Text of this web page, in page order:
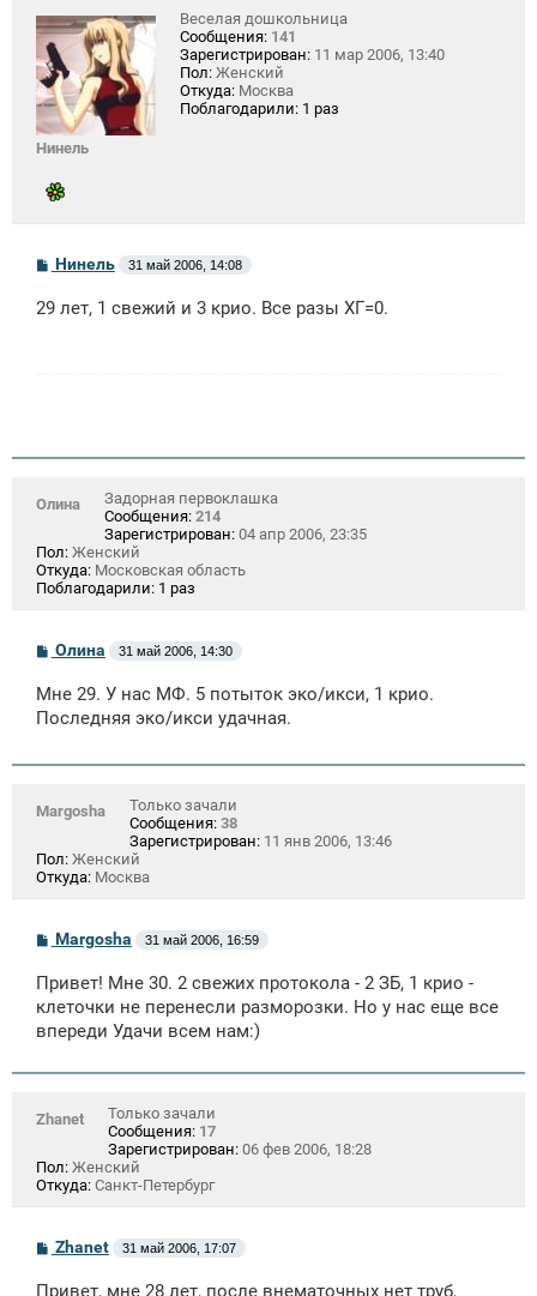
Нинель
Веселая дошкольница
Сообщения: 141
Зарегистрирован: 11 мар 2006, 13:40
Пол: Женский
Откуда: Москва
Поблагодарили: 1 раз
С
о
б
Нинель 31 май 2006, 14:08
29 лет, 1 свежий и 3 крио. Все разы ХГ=0.
Олина
Задорная первоклашка
Сообщения: 214
Зарегистрирован: 04 апр 2006, 23:35
Пол: Женский
Откуда: Московская область
Поблагодарили: 1 раз
С
о
б
щ
и
Олина 31 май 2006, 14:30
Мне 29. У нас МФ. 5 потыток эко/икси, 1 крио.
Последняя эко/икси удачная.
Margosha
Только зачали
Сообщения: 38
Зарегистрирован: 11 янв 2006, 13:46
Пол: Женский
Откуда: Москва
С
о
б
щ
н
е
Margosha 31 май 2006, 16:59
Привет! Мне 30. 2 свежих протокола - 2 ЗБ, 1 крио -
клеточки не перенесли разморозки. Но у нас еще все
впереди Удачи всем нам:)
Zhanet
Только зачали
Сообщения: 17
Зарегистрирован: 06 фев 2006, 18:28
Пол: Женский
Откуда: Санкт-Петербург
С
о
Zhanet 31 май 2006, 17:07
Привет, мне 28 лет, после внематочных нет труб,